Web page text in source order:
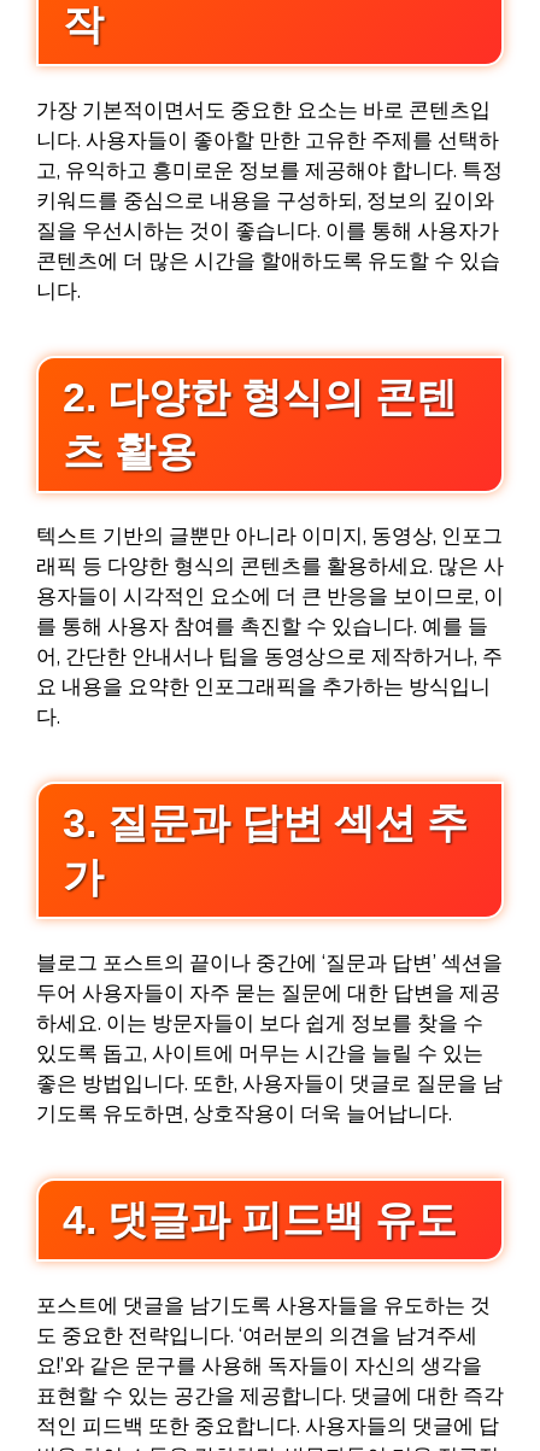
작
가장 기본적이면서도 중요한 요소는 바로 콘텐츠입
니다. 사용자들이 좋아할 만한 고유한 주제를 선택하
고, 유익하고 흥미로운 정보를 제공해야 합니다. 특정
키워드를 중심으로 내용을 구성하되, 정보의 깊이와
질을 우선시하는 것이 좋습니다. 이를 통해 사용자가
콘텐츠에 더 많은 시간을 할애하도록 유도할 수 있습
니다.
2. 다양한 형식의 콘텐
츠 활용
텍스트 기반의 글뿐만 아니라 이미지, 동영상, 인포그
래픽 등 다양한 형식의 콘텐츠를 활용하세요. 많은 사
용자들이 시각적인 요소에 더 큰 반응을 보이므로, 이
를 통해 사용자 참여를 촉진할 수 있습니다. 예를 들
어, 간단한 안내서나 팁을 동영상으로 제작하거나, 주
요 내용을 요약한 인포그래픽을 추가하는 방식입니
다.
3. 질문과 답변 섹션 추
가
블로그 포스트의 끝이나 중간에 ‘질문과 답변’ 섹션을
두어 사용자들이 자주 묻는 질문에 대한 답변을 제공
하세요. 이는 방문자들이 보다 쉽게 정보를 찾을 수
있도록 돕고, 사이트에 머무는 시간을 늘릴 수 있는
좋은 방법입니다. 또한, 사용자들이 댓글로 질문을 남
기도록 유도하면, 상호작용이 더욱 늘어납니다.
4. 댓글과 피드백 유도
포스트에 댓글을 남기도록 사용자들을 유도하는 것
도 중요한 전략입니다. ‘여러분의 의견을 남겨주세
요!’와 같은 문구를 사용해 독자들이 자신의 생각을
표현할 수 있는 공간을 제공합니다. 댓글에 대한 즉각
적인 피드백 또한 중요합니다. 사용자들의 댓글에 답